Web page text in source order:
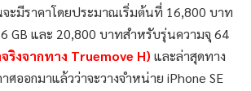
ะมีราคาโดยประมาณเริ่มต้นที่ 16,800 บาท
GB และ 20,800 บาทสำหรับรุ่นความจุ 64
ริงจากทาง Truemove H) และล่าสุดทาง
ศออกมาแล้วว่าจะวางจำหน่าย iPhone SE